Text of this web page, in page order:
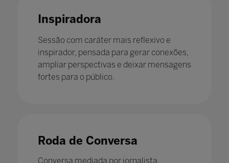
Inspiradora
Sessão com caráter mais reflexivo e
inspirador, pensada para gerar conexões,
ampliar perspectivas e deixar mensagens
fortes para o público.
Roda de Conversa
Conversa mediada por jornalista,